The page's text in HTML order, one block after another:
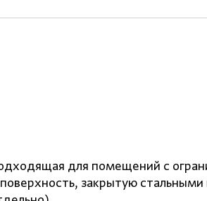
для помещений с
закрытую стальными